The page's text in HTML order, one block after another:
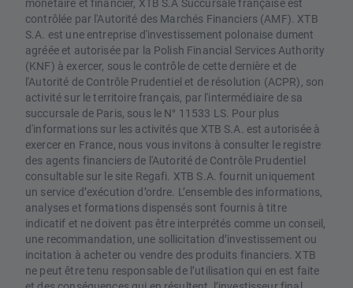
contrôlée par l'Autorité des Marchés Financiers (AMF). XTB
S.A. est une entreprise d'investissement polonaise dument
agréée et autorisée par la Polish Financial Services Authority
(KNF) à exercer, sous le contrôle de cette dernière et de
l'Autorité de Contrôle Prudentiel et de résolution (ACPR), son
activité sur le territoire français, par l'intermédiaire de sa
succursale de Paris, sous le N° 11533 LS. Pour plus
d'informations sur les activités que XTB S.A. est autorisée à
exercer en France, nous vous invitons à consulter le registre
des agents financiers de l'Autorité de Contrôle Prudentiel
consultable sur le site Regafi. XTB S.A. fournit uniquement
un service d’exécution d’ordre. L’ensemble des informations,
analyses et formations dispensés sont fournis à titre
indicatif et ne doivent pas être interprétés comme un conseil,
une recommandation, une sollicitation d’investissement ou
incitation à acheter ou vendre des produits financiers. XTB
ne peut être tenu responsable de l’utilisation qui en est faite